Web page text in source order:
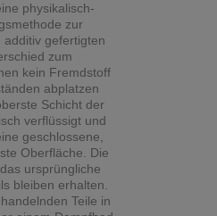
physikalisch-
zur
gefertigten
zum
kein Fremdstoff
abplatzen
Schicht der
verflüssigt und
geschlossene,
Oberfläche. Die
ursprüngliche
bleiben erhalten.
Teile in